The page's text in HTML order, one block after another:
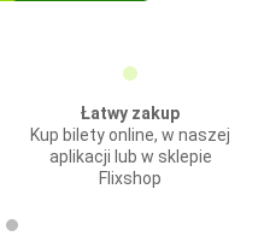
Łatwy zakup
Kup bilety online, w naszej
aplikacji lub w sklepie
Flixshop